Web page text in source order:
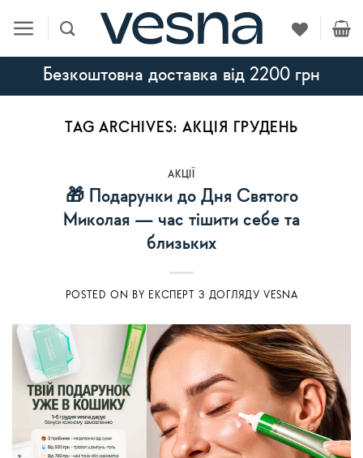
content
Безкоштовна доставка від 2200 грн
TAG ARCHIVES: АКЦІЯ ГРУДЕНЬ
АКЦІЇ
🎁 Подарунки до Дня Святого
Миколая — час тішити себе та
близьких
POSTED ON BY ЕКСПЕРТ З ДОГЛЯДУ VESNA